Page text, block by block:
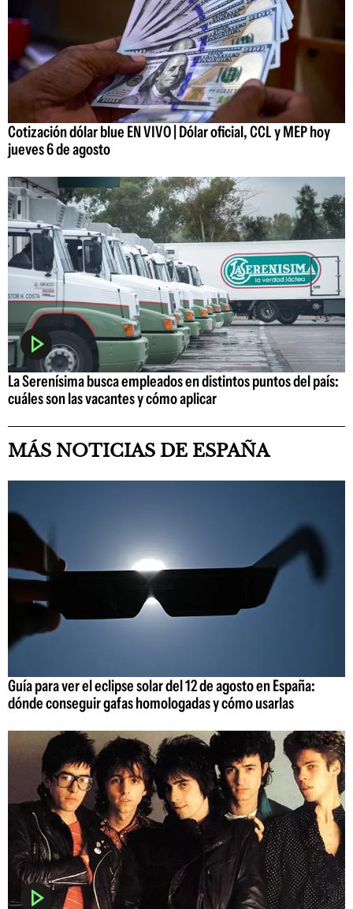
Cotización dólar blue EN VIVO | Dólar oficial, CCL y MEP hoy
jueves 6 de agosto
La Serenísima busca empleados en distintos puntos del país:
cuáles son las vacantes y cómo aplicar
MÁS NOTICIAS DE ESPAÑA
Guía para ver el eclipse solar del 12 de agosto en España:
dónde conseguir gafas homologadas y cómo usarlas